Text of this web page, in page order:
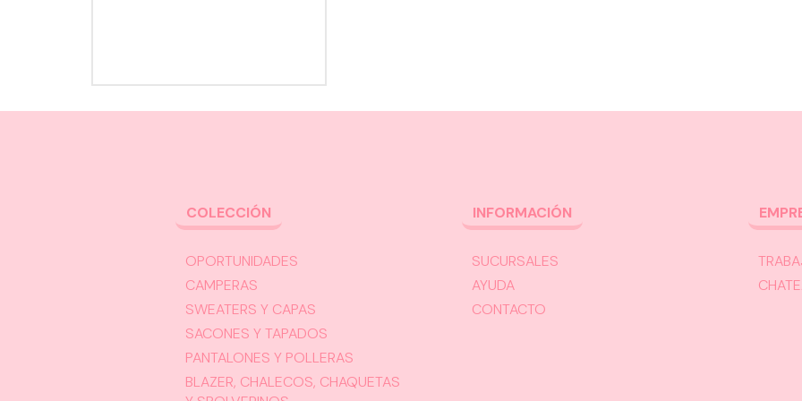
COLECCIÓN
OPORTUNIDADES
CAMPERAS
SWEATERS Y CAPAS
SACONES Y TAPADOS
PANTALONES Y POLLERAS
BLAZER, CHALECOS, CHAQUETAS
INFORMACIÓN
SUCURSALES
AYUDA
CONTACTO